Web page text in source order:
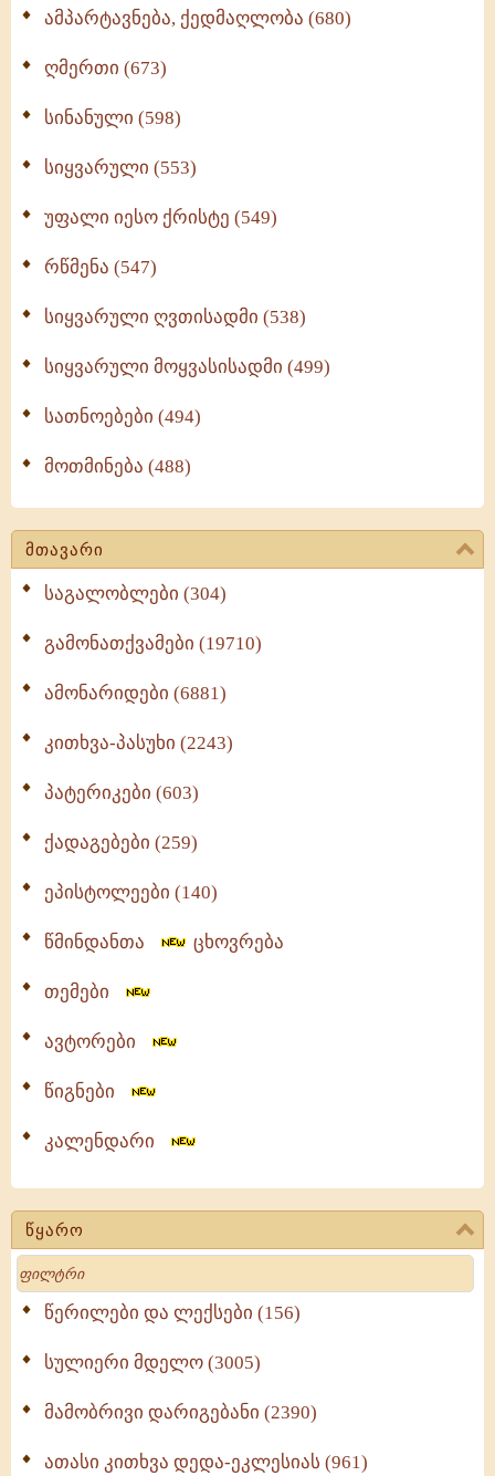
ამპარტავნება, ქედმაღლობა (680)
ღმერთი (673)
სინანული (598)
სიყვარული (553)
უფალი იესო ქრისტე (549)
რწმენა (547)
სიყვარული ღვთისადმი (538)
სიყვარული მოყვასისადმი (499)
სათნოებები (494)
მოთმინება (488)
მთავარი
საგალობლები (304)
გამონათქვამები (19710)
ამონარიდები (6881)
კითხვა-პასუხი (2243)
პატერიკები (603)
ქადაგებები (259)
ეპისტოლეები (140)
წმინდანთა ცხოვრება
თემები
ავტორები
წიგნები
კალენდარი
წყარო
Search
წერილები და ლექსები (156)
სულიერი მდელო (3005)
მამობრივი დარიგებანი (2390)
ათასი კითხვა დედა-ეკლესიას (961)